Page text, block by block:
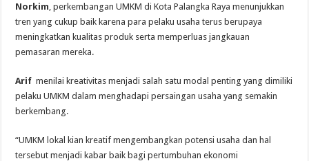
Norkim , perkembangan UMKM di Kota Palangka Raya menunjukkan
tren yang cukup baik karena para pelaku usaha terus berupaya
meningkatkan kualitas produk serta memperluas jangkauan
pemasaran mereka.
Arif menilai kreativitas menjadi salah satu modal penting yang dimiliki
pelaku UMKM dalam menghadapi persaingan usaha yang semakin
berkembang.
“UMKM lokal kian kreatif mengembangkan potensi usaha dan hal
tersebut menjadi kabar baik bagi pertumbuhan ekonomi